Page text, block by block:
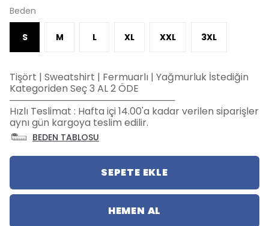
Beden
S M L XL XXL 3XL
Tişört | Sweatshirt | Fermuarlı | Yağmurluk İstediğin
Kategoriden Seç 3 AL 2 ÖDE
─────────────────────────
Hızlı Teslimat : Hafta içi 14.00'a kadar verilen siparişler
aynı gün kargoya teslim edilir.
BEDEN TABLOSU
SEPETE EKLE
HEMEN AL